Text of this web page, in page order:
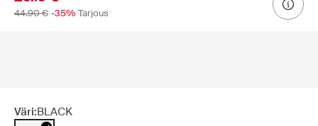
44.90 € -35% Tarjous
Väri:BLACK